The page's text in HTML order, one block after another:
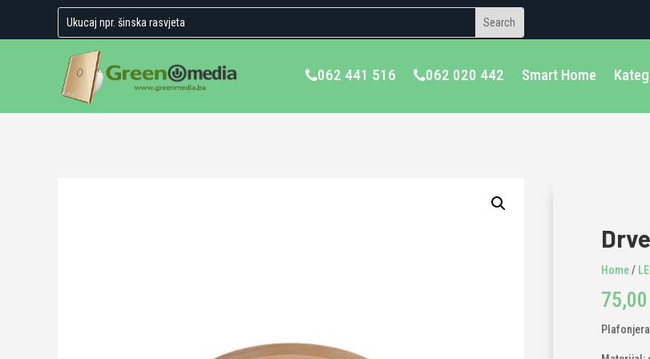
062 441 516 062 020 442 Smart Home
Home/
75,00
Plafonjera